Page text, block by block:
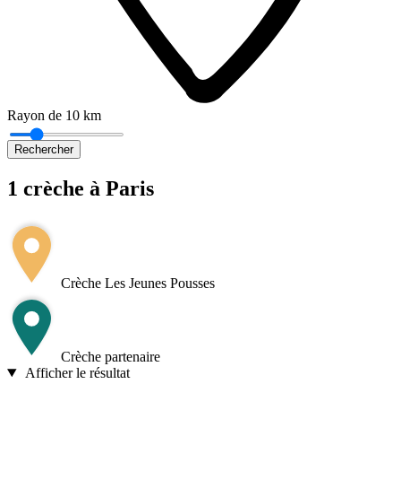
Rayon de 10 km
Rechercher
1 crèche à Paris
+
−
Crèche Les Jeunes Pousses
Crèche partenaire
Afficher le résultat